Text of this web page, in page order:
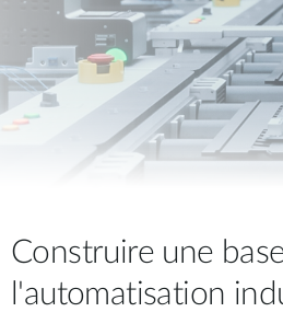
Construire une
l'automatisation